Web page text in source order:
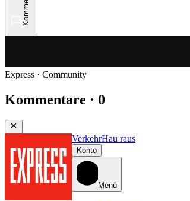
Express · Community
Kommentare · 0
VerkehrHau raus
Konto
Menü